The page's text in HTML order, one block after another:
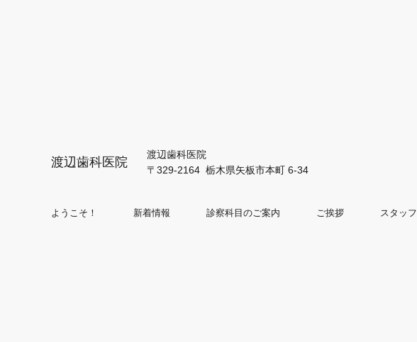
渡辺歯科医院
渡辺歯科医院
〒329-2164 栃木県矢板市本町 6-34
ようこそ！ 新着情報 診察科目のご案内 ご挨拶 スタッフ